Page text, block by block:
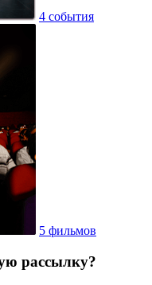
4 события
5 фильмов
рассылку?